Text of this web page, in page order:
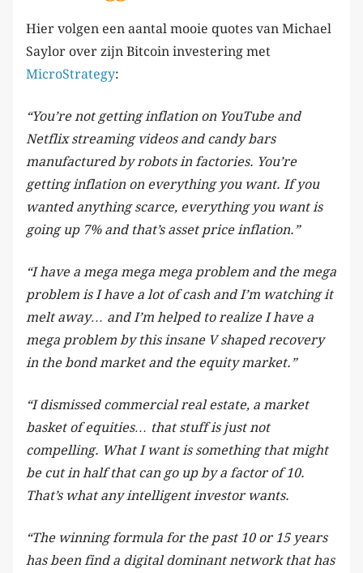
Hier volgen een aantal mooie quotes van Michael
Saylor over zijn Bitcoin investering met
MicroStrategy:
“You’re not getting inflation on YouTube and
Netflix streaming videos and candy bars
manufactured by robots in factories. You’re
getting inflation on everything you want. If you
wanted anything scarce, everything you want is
going up 7% and that’s asset price inflation.”
“I have a mega mega mega problem and the mega
problem is I have a lot of cash and I’m watching it
melt away… and I’m helped to realize I have a
mega problem by this insane V shaped recovery
in the bond market and the equity market.”
“I dismissed commercial real estate, a market
basket of equities… that stuff is just not
compelling. What I want is something that might
be cut in half that can go up by a factor of 10.
That’s what any intelligent investor wants.
“The winning formula for the past 10 or 15 years
has been find a digital dominant network that has